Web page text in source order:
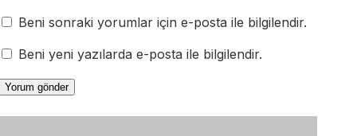
Beni sonraki yorumlar için e-posta ile bilgilendir.
Beni yeni yazılarda e-posta ile bilgilendir.